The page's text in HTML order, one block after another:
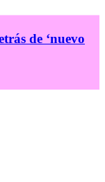
de ‘nuevo